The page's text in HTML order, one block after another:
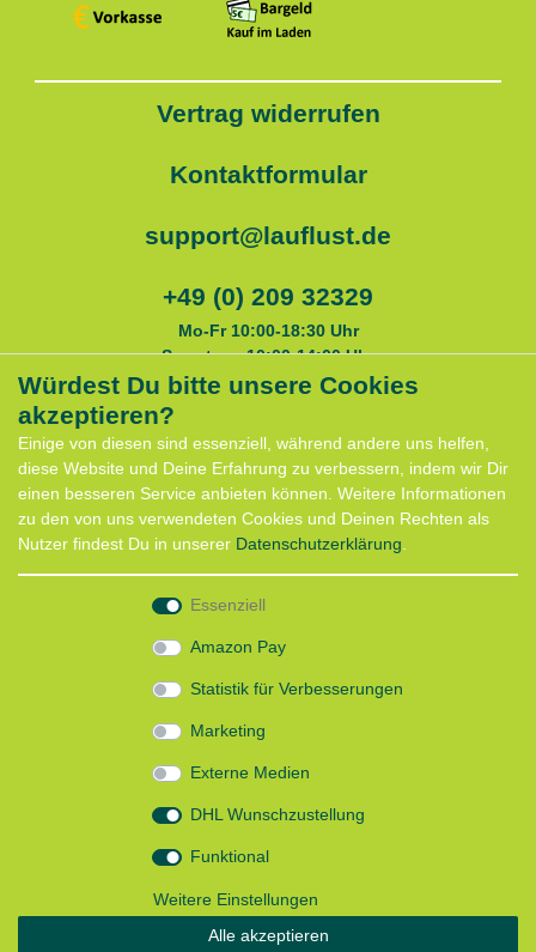
Vertrag widerrufen
Kontaktformular
support@lauflust.de
+49 (0) 209 32329
Mo-Fr 10:00-18:30 Uhr
Samstags 10:00-14:00 Uhr
Anfahrt
Kontaktformular
Termin für Hundeberatung
CaniX Seminare
Lauf Seminar
Laufen mit Lauflust
Batterieentsorgung
Daten­schutz­erklärung
AGB
Würdest Du bitte unsere Cookies
akzeptieren?
Einige von diesen sind essenziell, während andere uns helfen,
diese Website und Deine Erfahrung zu verbessern, indem wir Dir
einen besseren Service anbieten können. Weitere Informationen
zu den von uns verwendeten Cookies und Deinen Rechten als
Nutzer findest Du in unserer Daten­schutz­erklärung
Essenziell
Amazon Pay
Statistik für Verbesserungen
Marketing
Externe Medien
DHL Wunschzustellung
Funktional
Weitere Einstellungen
Alle akzeptieren